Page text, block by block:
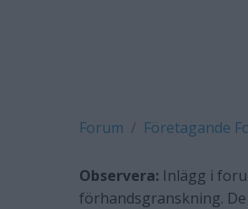
Forum Företagande
Observera: Inlägg i
förhandsgranskning.